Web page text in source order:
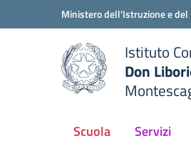
Vai ai contenuti
Vai al menu di navigazione
Ministero dell'Istruzione e
Istituto
Don
Scuola Servizi